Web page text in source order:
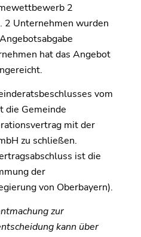
2
2 Unternehmen wurden
hat das Angebot
vom
die Gemeinde
mit der
zu schließen.
ist die
der
von Oberbayern).
zur
kann über